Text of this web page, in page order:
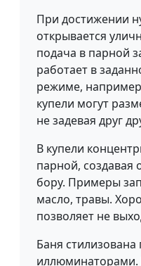
При достижении
открывается
подача в парной
работает в
режиме,
купели могут
не задевая друг
В купели
парной,
бору. Примеры
масло, травы.
позволяет не
Баня стилизована
иллюминаторами.